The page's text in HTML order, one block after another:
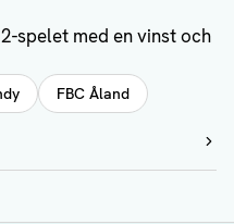
spelet med en vinst och
FBC Åland